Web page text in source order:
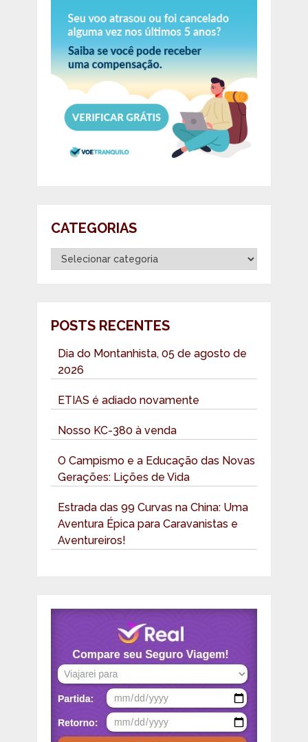
CATEGORIAS
Categorias
POSTS RECENTES
Dia do Montanhista, 05 de agosto de
2026
ETIAS é adiado novamente
Nosso KC-380 à venda
O Campismo e a Educação das Novas
Gerações: Lições de Vida
Estrada das 99 Curvas na China: Uma
Aventura Épica para Caravanistas e
Aventureiros!